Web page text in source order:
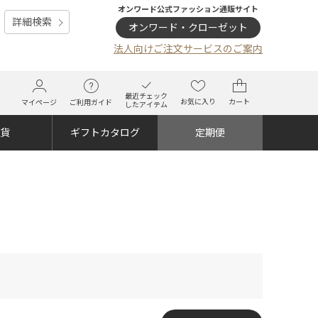
詳細検索
オンワード公式ファッション通販サイト
オンワード・クローゼット
法人向けご注文サービスのご案内
マイページ ご利用ガイド
最近チェック
したアイテム
お気に入り カート
ギフトカタログ 定期便